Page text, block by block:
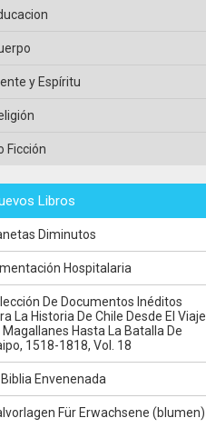
y Espíritu
Ficción
Libros
Diminutos
Hospitalaria
De Documentos Inéditos
La Historia De Chile Desde El Viaje
Magallanes Hasta La Batalla De
1518-1818, Vol. 18
Biblia Envenenada
Für Erwachsene (blumen)